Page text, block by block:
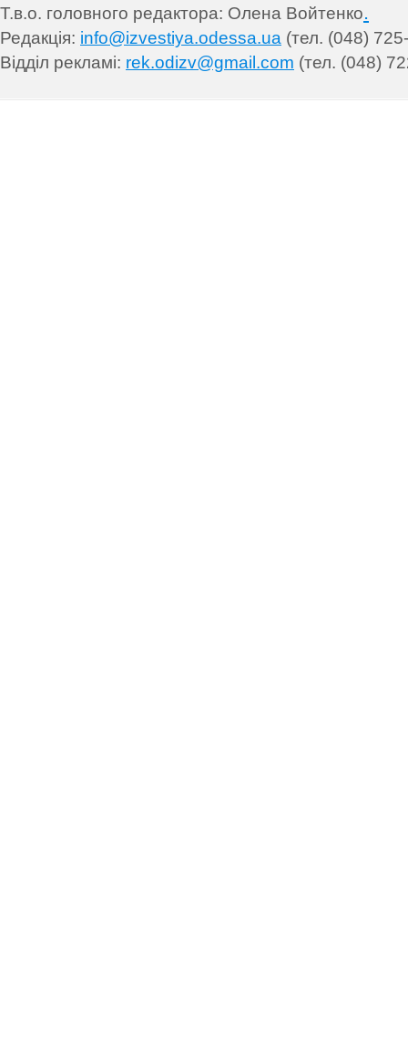
Т.в.о. головного редактора: Олена Войтенко.
Редакція: info@izvestiya.odessa.ua (тел. (048)
Відділ рекламі: rek.odizv@gmail.com (тел. (048)